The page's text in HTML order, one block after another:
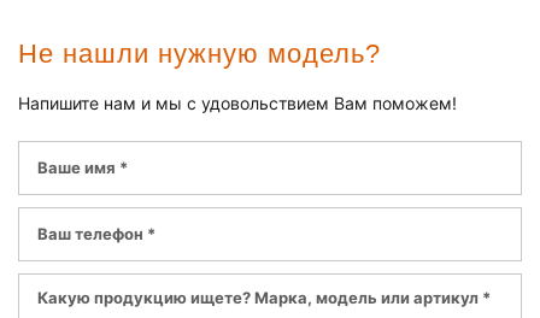
Не нашли нужную модель?
Напишите нам и мы с удовольствием Вам поможем!